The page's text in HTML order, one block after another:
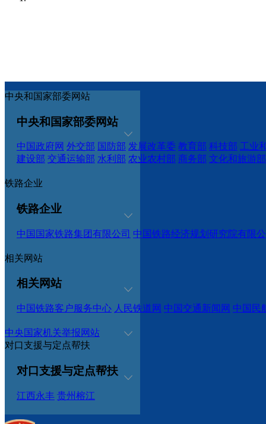
中央和国家部委网站
中央和国家部委网站
中国政府网 外交部 国防部 发展改革委 教育部 科技部 工业
建设部 交通运输部 水利部 农业农村部 商务部 文化和旅游部
铁路企业
铁路企业
中国国家铁路集团有限公司 中国铁路经济规划研究院有限
相关网站
相关网站
中国铁路客户服务中心 人民铁道网 中国交通新闻网 中国民
中央国家机关举报网站
对口支援与定点帮扶
对口支援与定点帮扶
江西永丰 贵州榕江